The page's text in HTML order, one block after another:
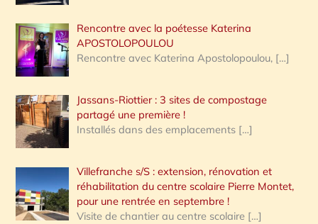
Rencontre avec la poétesse Katerina
APOSTOLOPOULOU
Rencontre avec Katerina Apostolopoulou, […]
Jassans-Riottier : 3 sites de compostage
partagé une première !
Installés dans des emplacements […]
Villefranche s/S : extension, rénovation et
réhabilitation du centre scolaire Pierre Montet,
pour une rentrée en septembre !
Visite de chantier au centre scolaire […]